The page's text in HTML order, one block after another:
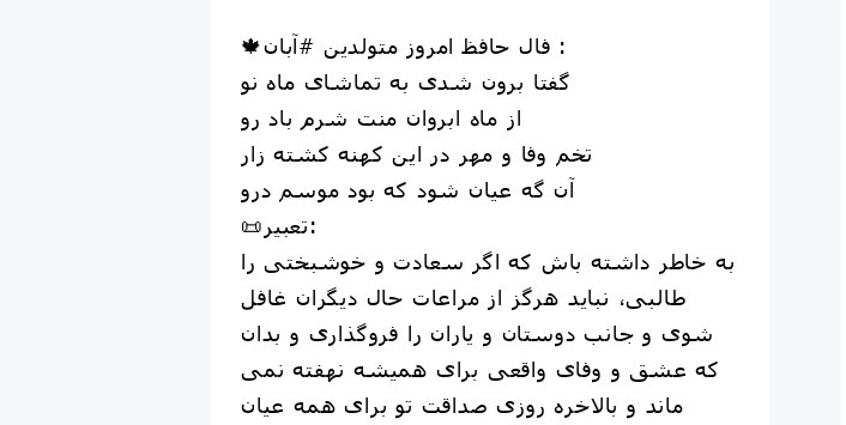
🍁فال حافظ امروز متولدین #آبان :
گفتا برون شدی به تماشای ماه نو
از ماه ابروان منت شرم باد رو
تخم وفا و مهر در این کهنه کشته زار
آن گه عیان شود که بود موسم درو
📜تعبیر:
به خاطر داشته باش که اگر سعادت و خوشبختی را
طالبی، نباید هرگز از مراعات حال دیگران غافل
شوی و جانب دوستان و یاران را فروگذاری و بدان
که عشق و وفای واقعی برای همیشه نهفته نمی
ماند و بالاخره روزی صداقت تو برای همه عیان